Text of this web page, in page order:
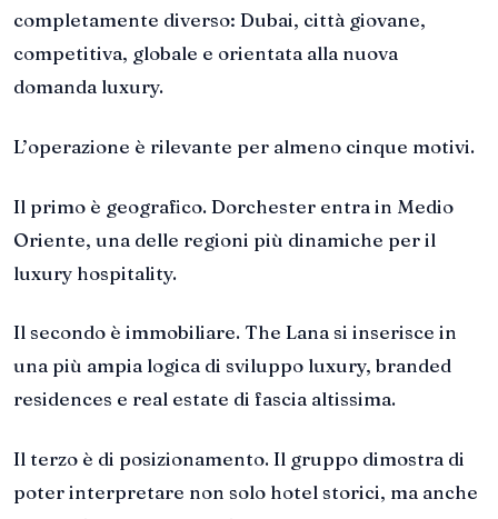
completamente diverso: Dubai, città giovane,
competitiva, globale e orientata alla nuova
domanda luxury.
L’operazione è rilevante per almeno cinque motivi.
Il primo è geografico. Dorchester entra in Medio
Oriente, una delle regioni più dinamiche per il
luxury hospitality.
Il secondo è immobiliare. The Lana si inserisce in
una più ampia logica di sviluppo luxury, branded
residences e real estate di fascia altissima.
Il terzo è di posizionamento. Il gruppo dimostra di
poter interpretare non solo hotel storici, ma anche